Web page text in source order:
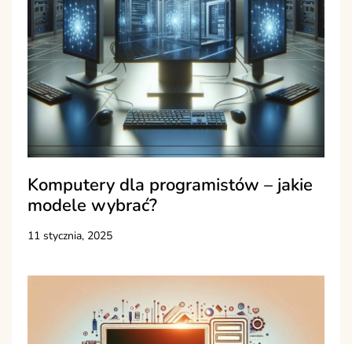
Komputery dla programistów – jakie
modele wybrać?
11 stycznia, 2025